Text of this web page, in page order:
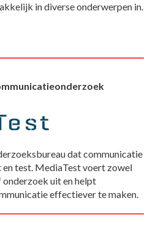
in diverse onderwerpen in.
dat communicatie
test. MediaTest voert zowel
uit en helpt
effectiever te maken.